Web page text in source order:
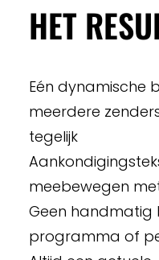
HET
Eén dynamische
meerdere
tegelijk
meebewegen
Geen handmatig
programma of